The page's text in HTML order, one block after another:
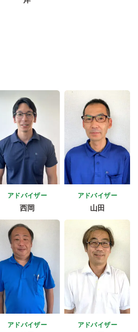
アドバイザー
西岡
アドバイザー
山田
アドバイザー アドバイザー